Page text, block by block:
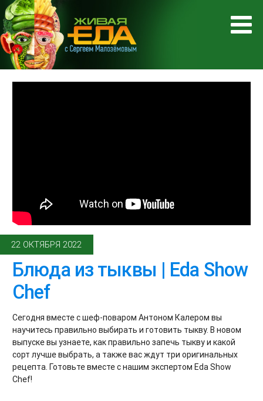
22 ОКТЯБРЯ 2022
Блюда из тыквы | Eda Show
Chef
Сегодня вместе с шеф-поваром Антоном Калером вы
научитесь правильно выбирать и готовить тыкву. В новом
выпуске вы узнаете, как правильно запечь тыкву и какой
сорт лучше выбрать, а также вас ждут три оригинальных
рецепта. Готовьте вместе с нашим экспертом Eda Show
Chef!